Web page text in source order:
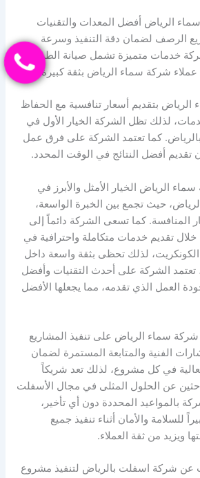
الرياض أفضل المعدات والتقنيات
الرصف لضمان دقة التنفيذ وسرعة
خدمات متميزة تشمل صيانة الطرق
شركة سماء الرياض بثقة كبيرة.
الرياض بتقديم أسعار تنافسية مع الحفاظ
لذلك تظل الشركة الخيار الأول في
كما تعتمد الشركة على فرق عمل
تقديم أفضل النتائج في الوقت المحدد.
الرياض الخيار الأمثل والأبرز في
حيث تجمع بين الخبرة الواسعة،
المنافسة. كما تسعى الشركة دائماً إلى
تقديم خدمات متكاملة واحترافية في
لذلك تحظى بثقة واسعة داخل
تعتمد الشركة على أحدث التقنيات وأفضل
العمل الذي تقدمه، مما يجعلها الأفضل
سماء الرياض على تنفيذ المشاريع
الفنية والمتابعة المستمرة لضمان
في كل مشروع، لذلك تعد شريكاً
عن الحلول المثلى في مجال الأسفلت
بالمواعيد المحددة دون أي تأخير،
للسلامة والأمان أثناء تنفيذ جميع
ويزيد من ثقة العملاء.
عن شركة اسفلت بالرياض لتنفيذ مشروع